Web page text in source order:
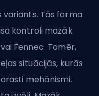
Tās forma
kontroli mazāk
Fennec. Tomēr,
situācijās, kurās
mehānismi.